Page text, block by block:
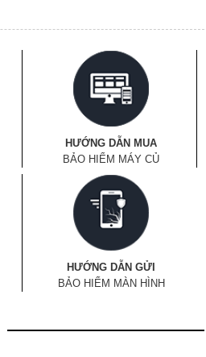
HƯỚNG DẪN MUA
BẢO HIỂM MÁY CỦ
HƯỚNG DẪN GỬI
BẢO HIỂM MÀN HÌNH